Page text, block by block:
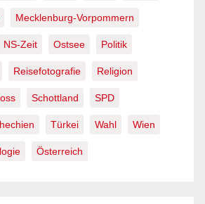
Mecklenburg-Vorpommern
NS-Zeit Ostsee Politik
Reisefotografie Religion
Schottland SPD
Türkei Wahl Wien
Österreich